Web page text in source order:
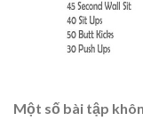
Một số bài tập